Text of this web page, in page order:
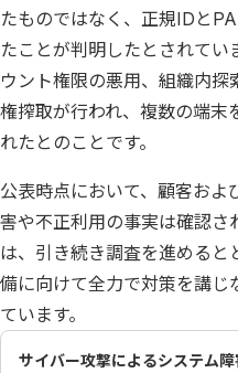
たものではなく、正規IDと
たことが判明したとされてい
ウント権限の悪用、組織内
権搾取が行われ、複数の端末
れたとのことです。
公表時点において、顧客お
害や不正利用の事実は確認さ
は、引き続き調査を進める
備に向けて全力で対策を講じ
ています。
サイバー攻撃によるシステム